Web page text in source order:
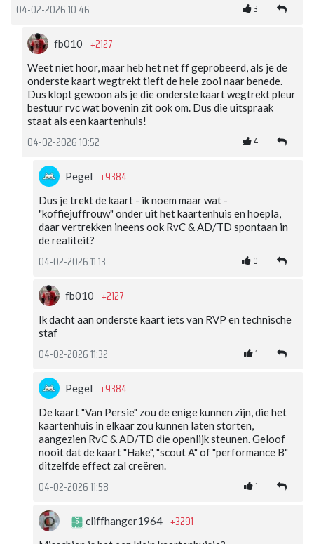
04-02-2026 10:46 3
fb010 +2127
Weet niet hoor, maar heb het net ff geprobeerd, als je de
onderste kaart wegtrekt tieft de hele zooi naar benede.
Dus klopt gewoon als je die onderste kaart wegtrekt pleur
bestuur rvc wat bovenin zit ook om. Dus die uitspraak
staat als een kaartenhuis!
04-02-2026 10:52 4
Pegel +9384
Dus je trekt de kaart - ik noem maar wat -
"koffiejuffrouw" onder uit het kaartenhuis en hoepla,
daar vertrekken ineens ook RvC & AD/TD spontaan in
de realiteit?
04-02-2026 11:13 0
fb010 +2127
Ik dacht aan onderste kaart iets van RVP en technische
staf
04-02-2026 11:32 1
Pegel +9384
De kaart "Van Persie" zou de enige kunnen zijn, die het
kaartenhuis in elkaar zou kunnen laten storten,
aangezien RvC & AD/TD die openlijk steunen. Geloof
nooit dat de kaart "Hake", "scout A" of "performance B"
ditzelfde effect zal creëren.
04-02-2026 11:58 1
cliffhanger1964 +3291